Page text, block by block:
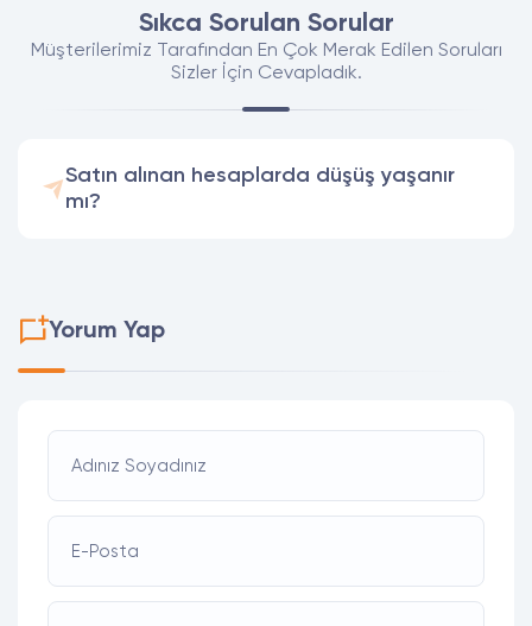
Sıkca Sorulan Sorular
Müşterilerimiz Tarafından En Çok Merak Edilen Soruları
Sizler İçin Cevapladık.
Satın alınan hesaplarda düşüş yaşanır
mı?
Yorum Yap
Adınız Soyadınız
E-Posta